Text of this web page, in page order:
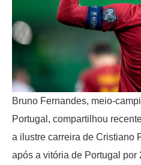
Bruno Fernandes, meio-
Portugal, compartilhou
a ilustre carreira de Cristiano
após a vitória de Portugal